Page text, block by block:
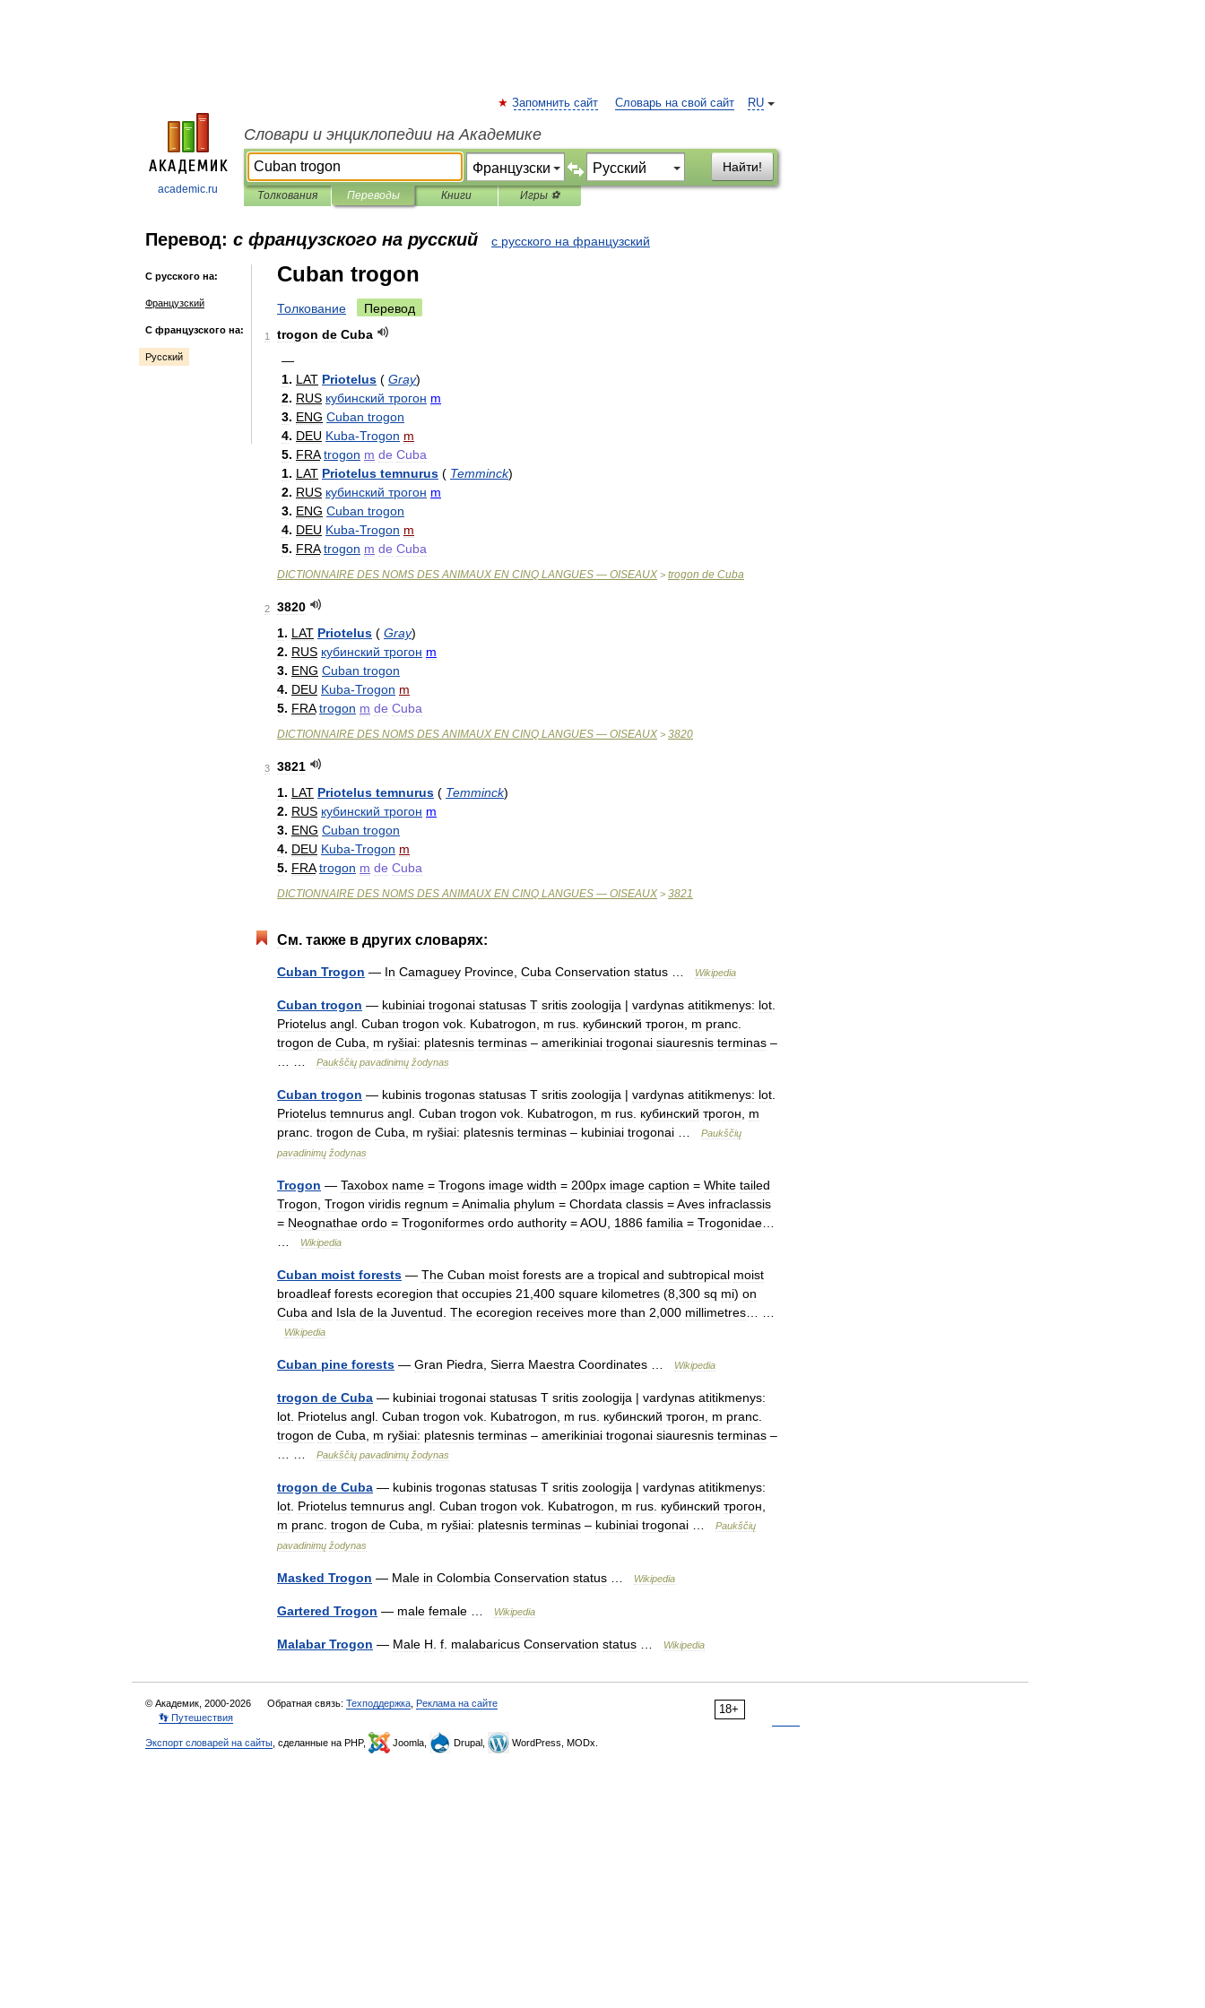
academic.ru
RU
Запомнить сайт Словарь на свой сайт
Словари и энциклопедии на Академике
Найти!
Толкования Переводы Книги Игры ⚽
Перевод: с французского на русский с русского на французский
С русского на:
Французский
С французского на:
Русский
Cuban trogon
Толкование Перевод
1 trogon de Cuba
—
1. LAT Priotelus ( Gray)
2. RUS кубинский трогон m
3. ENG Cuban trogon
4. DEU Kuba-Trogon m
5. FRA trogon m de Cuba
1. LAT Priotelus temnurus ( Temminck)
2. RUS кубинский трогон m
3. ENG Cuban trogon
4. DEU Kuba-Trogon m
5. FRA trogon m de Cuba
DICTIONNAIRE DES NOMS DES ANIMAUX EN CINQ LANGUES — OISEAUX > trogon de Cuba
2
3820
1. LAT Priotelus ( Gray)
2. RUS кубинский трогон m
3. ENG Cuban trogon
4. DEU Kuba-Trogon m
5. FRA trogon m de Cuba
DICTIONNAIRE DES NOMS DES ANIMAUX EN CINQ LANGUES — OISEAUX > 3820
3
3821
1. LAT Priotelus temnurus ( Temminck)
2. RUS кубинский трогон m
3. ENG Cuban trogon
4. DEU Kuba-Trogon m
5. FRA trogon m de Cuba
DICTIONNAIRE DES NOMS DES ANIMAUX EN CINQ LANGUES — OISEAUX > 3821
См. также в других словарях:
Cuban Trogon — In Camaguey Province Cuba Conservation status Wikipedia
Cuban trogon — kubiniai trogonai statusas T sritis zoologija | vardynas atitikmenys: lot
Priotelus angl Cuban trogon vok Kubatrogon m rus кубинский трогон m pranc
trogon de Cuba m ryšiai: platesnis terminas – amerikiniai trogonai siauresnis terminas –
Paukščių pavadinimų žodynas
Cuban trogon — kubinis trogonas statusas T sritis zoologija | vardynas atitikmenys: lot
Priotelus temnurus angl Cuban trogon vok Kubatrogon m rus кубинский трогон
m
pranc trogon de Cuba m ryšiai: platesnis terminas – kubiniai trogonai
Paukščių
pavadinimų žodynas
Trogon — Taxobox name = Trogons image width = 200px image caption = White tailed
Trogon Trogon viridis regnum =Animalia phylum = Chordata classis =Aves infraclassis
= Neognathae ordo = Trogoniformes ordo authority =AOU 1886 familia = Trogonidae
Wikipedia
Cuban moist forests — The Cuban moist forests are a tropical and subtropical moist
broadleaf forests ecoregion that occupies 21 400 square kilometres (8 300 sq mi) on
Cuba and Isla de la Juventud The ecoregion receives more than 2 000 millimetres
Wikipedia
Cuban pine forests — Gran Piedra Sierra Maestra Coordinates Wikipedia
trogon de Cuba — kubiniai trogonai statusas T sritis zoologija | vardynas atitikmenys:
lot Priotelus angl Cuban trogon vok Kubatrogon m rus кубинский трогон m pranc
trogon de Cuba m ryšiai: platesnis terminas – amerikiniai trogonai siauresnis terminas –
Paukščių pavadinimų žodynas
trogon de Cuba — kubinis trogonas statusas T sritis zoologija | vardynas atitikmenys:
lot Priotelus temnurus angl Cuban trogon vok Kubatrogon m rus кубинский трогон
m pranc trogon de Cuba m ryšiai: platesnis terminas – kubiniai trogonai
Paukščių
pavadinimų žodynas
Masked Trogon — Male in Colombia Conservation status Wikipedia
Gartered Trogon — male female Wikipedia
Malabar Trogon — Male H f malabaricus Conservation status Wikipedia
18+
© Академик, 2000-2026 Обратная связь: Техподдержка Реклама на сайте
👣 Путешествия
Экспорт словарей на сайты , сделанные на PHP, Joomla, Drupal, WordPress, MODx.